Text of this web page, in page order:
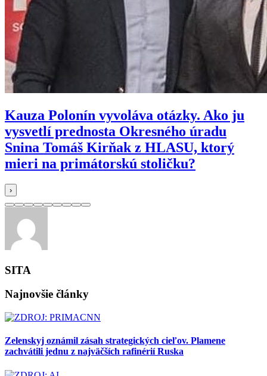
Kauza Polonín vyvoláva otázky. Ako ju
vysvetlí prednosta Okresného úradu
Snina Tomáš Kirňak z HLASU, ktorý
mieri na primátorskú stoličku?
›
SITA
Najnovšie články
Zelenskyj oznámil zásah strategických cieľov. Plamene
zachvátili jednu z najväčších rafinérií Ruska